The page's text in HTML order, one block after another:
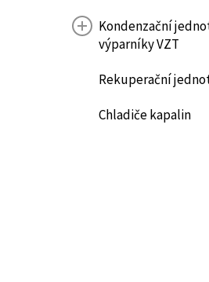
Kondenzační
výparníky VZT
Rekuperační
Chladiče kapalin